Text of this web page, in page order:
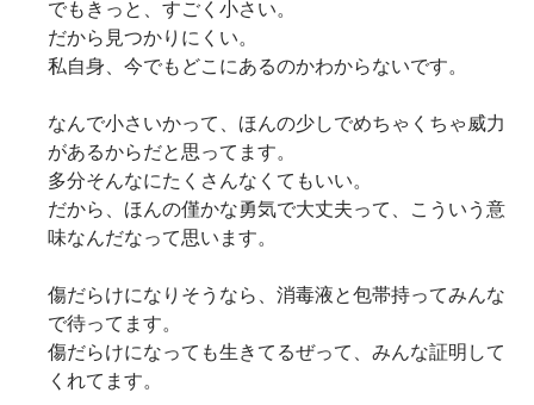
でもきっと、すごく小さい。
だから見つかりにくい。
私自身、今でもどこにあるのかわからないです。
なんで小さいかって、ほんの少しでめちゃくちゃ威力
があるからだと思ってます。
多分そんなにたくさんなくてもいい。
だから、ほんの僅かな勇気で大丈夫って、こういう意
味なんだなって思います。
傷だらけになりそうなら、消毒液と包帯持ってみんな
で待ってます。
傷だらけになっても生きてるぜって、みんな証明して
くれてます。